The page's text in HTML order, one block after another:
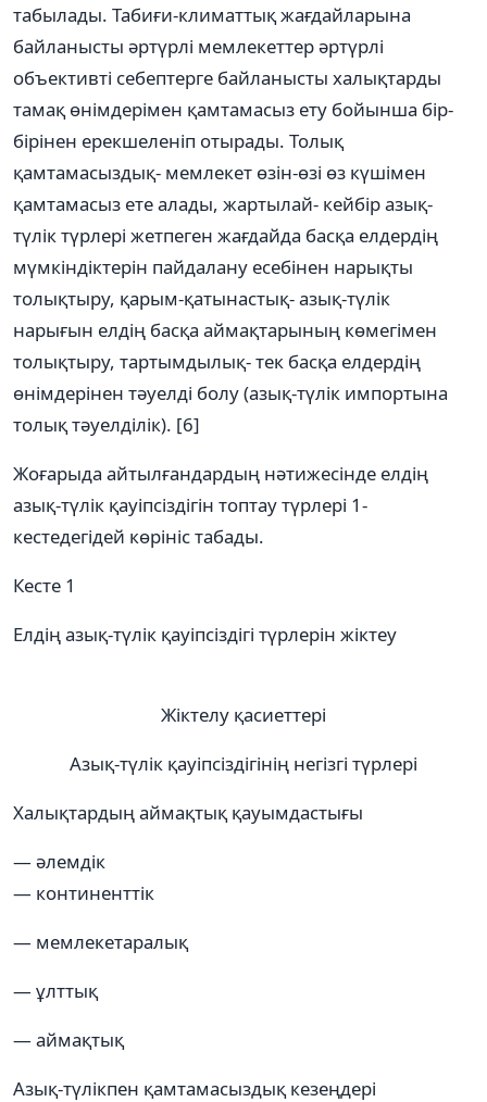
табылады. Табиғи-климаттық жағдайларына
байланысты әртүрлі мемлекеттер әртүрлі
объективті себептерге байланысты халықтарды
тамақ өнімдерімен қамтамасыз ету бойынша бір-
бірінен ерекшеленіп отырады. Толық
қамтамасыздық- мемлекет өзін-өзі өз күшімен
қамтамасыз ете алады, жартылай- кейбір азық-
түлік түрлері жетпеген жағдайда басқа елдердің
мүмкіндіктерін пайдалану есебінен нарықты
толықтыру, қарым-қатынастық- азық-түлік
нарығын елдің басқа аймақтарының көмегімен
толықтыру, тартымдылық- тек басқа елдердің
өнімдерінен тәуелді болу (азық-түлік импортына
толық тәуелділік). [6]
Жоғарыда айтылғандардың нәтижесінде елдің
азық-түлік қауіпсіздігін топтау түрлері 1-
кестедегідей көрініс табады.
Кесте 1
Елдің азық-түлік қауіпсіздігі түрлерін жіктеу
Жіктелу қасиеттері
Азық-түлік қауіпсіздігінің негізгі түрлері
Халықтардың аймақтық қауымдастығы
— әлемдік
— континенттік
— мемлекетаралық
— ұлттық
— аймақтық
Азық-түлікпен қамтамасыздық кезеңдері